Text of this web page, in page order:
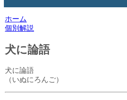
ホーム
個別解説
犬に論語
犬に論語
（いぬにろんご）